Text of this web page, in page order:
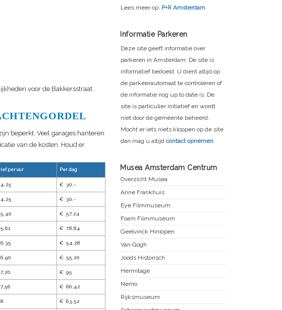
voor de Bakkersstraat
beperkt. Veel garages hanteren
van de kosten. Houd er
per uur Per dag
€ 30,-
€ 30,-
€ 57,24
€ 78,84
€ 54,28
€ 55,20
€ 95
€ 66,42
€ 63,52
Lees meer op: P+R Amsterdam
Informatie Parkeren
Deze site geeft informatie over
parkeren in Amsterdam. De site is
informatief bedoeld. U dient altijd op
de parkeerautomaat te controleren of
de informatie nog up to date is. De
site is particulier initiatief en wordt
niet door de gemeente beheerd.
Mocht er iets niets kloppen op de site
dan mag u altijd contact opnemen.
Musea Amsterdam Centrum
Overzicht Musea
Anne Frankhuis
Eye Filmmuseum
Foam Filmmuseum
Geelvinck Hinlopen
Van Gogh
Joods Historisch
Hermitage
Nemo
Rijksmuseum